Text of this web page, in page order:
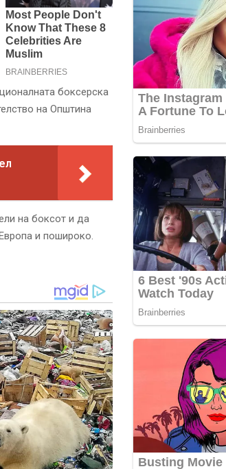
боксерска
на Општина
на боксот и да
и пошироко.